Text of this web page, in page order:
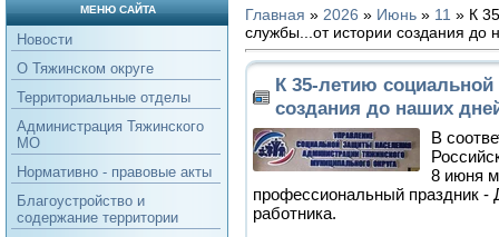
МЕНЮ САЙТА
Новости
О Тяжинском округе
Территориальные отделы
Администрация Тяжинского
МО
Нормативно - правовые акты
Благоустройство и
содержание территории
Главная » 2026 » Июнь » 11 » К
службы...от истории создания до
К 35-летию
создания до наших
В
8 июня
профессиональный праздник -
работника.